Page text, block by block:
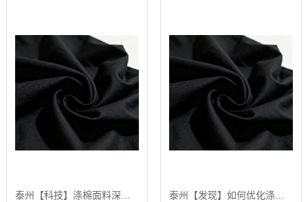
泰州【科技】涤棉面料深度解析：构建高品质、可持续纺织品供应链的行业白皮书【精梳涤棉坯布长期供应合作案例】【哪家好?】 泰州【发现】如何优化涤棉面料的染色效果：陕西秦塬纺织的深度技术指南【怎么用?】